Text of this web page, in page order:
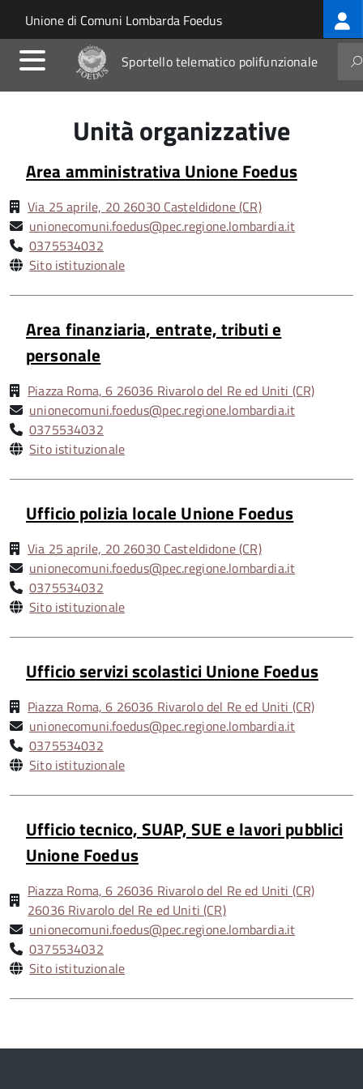
Salta al contenuto principale
Skip to site navigation
Unione di Comuni Lombarda Foedus
Sportello telematico polifunzionale
Unità organizzative
Area amministrativa Unione Foedus
Via 25 aprile, 20 26030 Casteldidone (CR)
unionecomuni.foedus@pec.regione.lombardia.it
0375534032
Sito istituzionale
Area finanziaria, entrate, tributi e
personale
Piazza Roma, 6 26036 Rivarolo del Re ed Uniti (CR)
unionecomuni.foedus@pec.regione.lombardia.it
0375534032
Sito istituzionale
Ufficio polizia locale Unione Foedus
Via 25 aprile, 20 26030 Casteldidone (CR)
unionecomuni.foedus@pec.regione.lombardia.it
0375534032
Sito istituzionale
Ufficio servizi scolastici Unione Foedus
Piazza Roma, 6 26036 Rivarolo del Re ed Uniti (CR)
unionecomuni.foedus@pec.regione.lombardia.it
0375534032
Sito istituzionale
Ufficio tecnico, SUAP, SUE e lavori pubblici
Unione Foedus
Piazza Roma, 6 26036 Rivarolo del Re ed Uniti (CR)
26036 Rivarolo del Re ed Uniti (CR)
unionecomuni.foedus@pec.regione.lombardia.it
0375534032
Sito istituzionale